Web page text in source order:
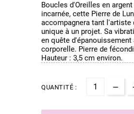
Boucles d'Oreilles en
incarnée, cette Pierre de
accompagnera tant l'artiste
unique à un projet. Sa
en quête
corporelle. Pierre de
Hauteur : 3,5 cm environ.
QUANTITÉ :